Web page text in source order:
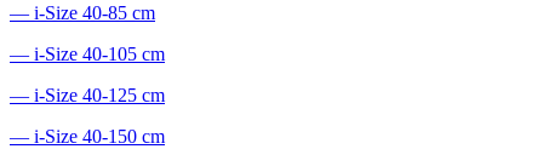
― i-Size 40-85 cm
― i-Size 40-105 cm
― i-Size 40-125 cm
― i-Size 40-150 cm